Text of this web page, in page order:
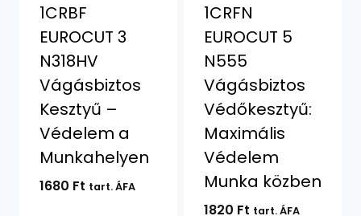
1CRBF
EUROCUT 3
N318HV
Vágásbiztos
Kesztyű –
Védelem a
Munkahelyen
1680 Ft tart. ÁFA
1CRFN
EUROCUT 5
N555
Vágásbiztos
Védőkesztyű:
Maximális
Védelem
Munka közben
1820 Ft tart. ÁFA